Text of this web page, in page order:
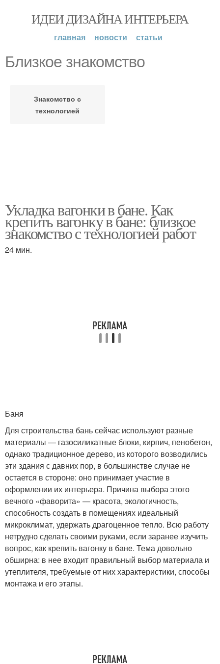
ИДЕИ ДИЗАЙНА ИНТЕРЬЕРА
главная новости статьи
Близкое знакомство
Знакомство с
технологией
Укладка вагонки в бане. Как
крепить вагонку в бане: близкое
знакомство с технологией работ
24 мин.
Баня
Для строительства бань сейчас используют разные
материалы — газосиликатные блоки, кирпич, пенобетон,
однако традиционное дерево, из которого возводились
эти здания с давних пор, в большинстве случае не
остается в стороне: оно принимает участие в
оформлении их интерьера. Причина выбора этого
вечного «фаворита» — красота, экологичность,
способность создать в помещениях идеальный
микроклимат, удержать драгоценное тепло. Всю работу
нетрудно сделать своими руками, если заранее изучить
вопрос, как крепить вагонку в бане. Тема довольно
обширна: в нее входит правильный выбор материала и
утеплителя, требуемые от них характеристики, способы
монтажа и его этапы.